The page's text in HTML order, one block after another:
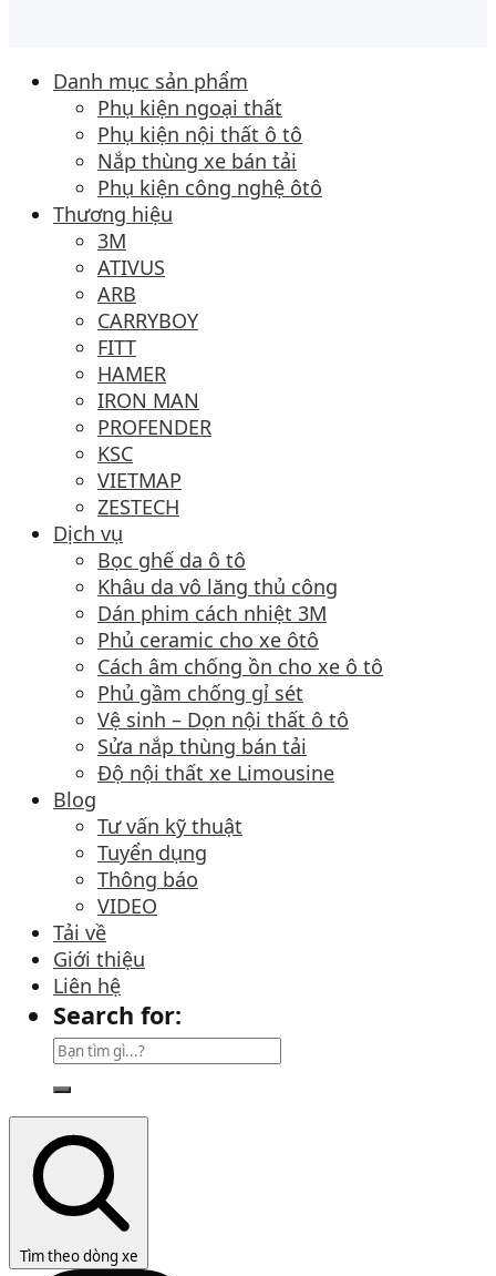
Danh mục sản phẩm
Phụ kiện ngoại thất
Phụ kiện nội thất ô tô
Nắp thùng xe bán tải
Phụ kiện công nghệ ôtô
Thương hiệu
3M
ATIVUS
ARB
CARRYBOY
FITT
HAMER
IRON MAN
PROFENDER
KSC
VIETMAP
ZESTECH
Dịch vụ
Bọc ghế da ô tô
Khâu da vô lăng thủ công
Dán phim cách nhiệt 3M
Phủ ceramic cho xe ôtô
Cách âm chống ồn cho xe ô tô
Phủ gầm chống gỉ sét
Vệ sinh – Dọn nội thất ô tô
Sửa nắp thùng bán tải
Độ nội thất xe Limousine
Blog
Tư vấn kỹ thuật
Tuyển dụng
Thông báo
VIDEO
Tải về
Giới thiệu
Liên hệ
Search for:
Tìm theo dòng xe